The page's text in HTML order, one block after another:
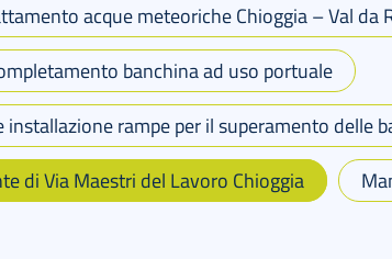
acque meteoriche Chioggia – Val da
banchina ad uso portuale
rampe per il superamento delle
di Via Maestri del Lavoro Chioggia